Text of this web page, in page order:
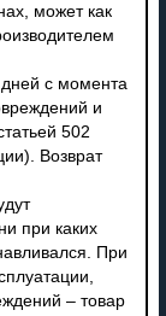
может как
дней с момента
и
502
Возврат
при каких
При
– товар